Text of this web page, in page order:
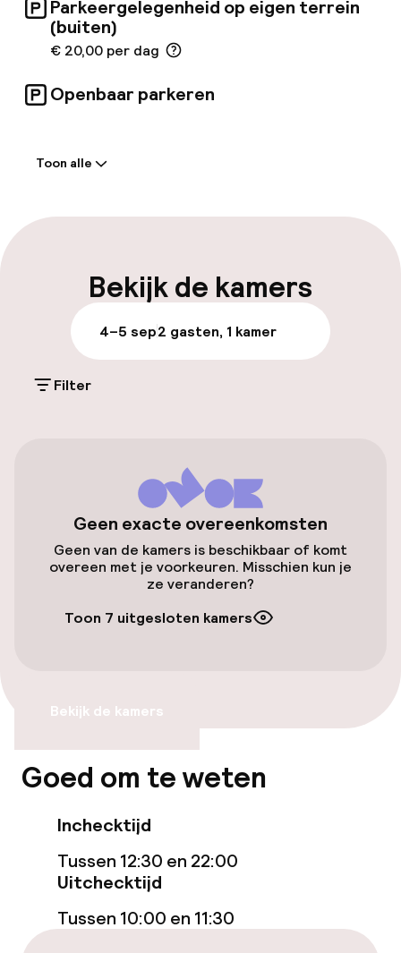
Parkeergelegenheid op eigen terrein
(buiten)
€ 20,00 per dag
Openbaar parkeren
Bagageruimte
Parkeren & mobiliteit
Parkeergelegenheid op eigen terrein
(buiten)
€ 20,00 per dag
Luchthavenshuttle
Voor toegankelijkheid
geoptimaliseerde kamers beschikbaar
Voor toegankelijkheid
geoptimaliseerde kamers beschikbaar
Toon alle
Bekijk de kamers
4–5 sep2 gasten, 1 kamer
Filter
Geen exacte overeenkomsten
Geen van de kamers is beschikbaar of komt
overeen met je voorkeuren. Misschien kun je
ze veranderen?
Toon 7 uitgesloten kamers
Bekijk de kamers
Goed om te weten
Inchecktijd
Tussen 12:30 en 22:00
Uitchecktijd
Tussen 10:00 en 11:30